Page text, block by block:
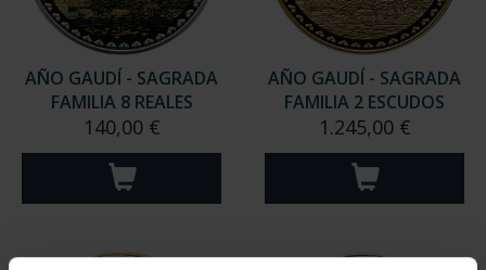
AÑO GAUDÍ - SAGRADA
FAMILIA 8 REALES
140,00 €
AÑO GAUDÍ - SAGRADA
FAMILIA 2 ESCUDOS
1.245,00 €